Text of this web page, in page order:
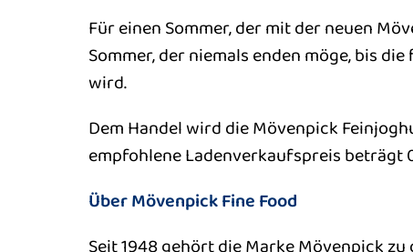
Für einen Sommer, der mit der neuen
Sommer, der niemals enden möge, bis
wird.
Dem Handel wird die Mövenpick
empfohlene Ladenverkaufspreis beträgt
Über Mövenpick Fine Food